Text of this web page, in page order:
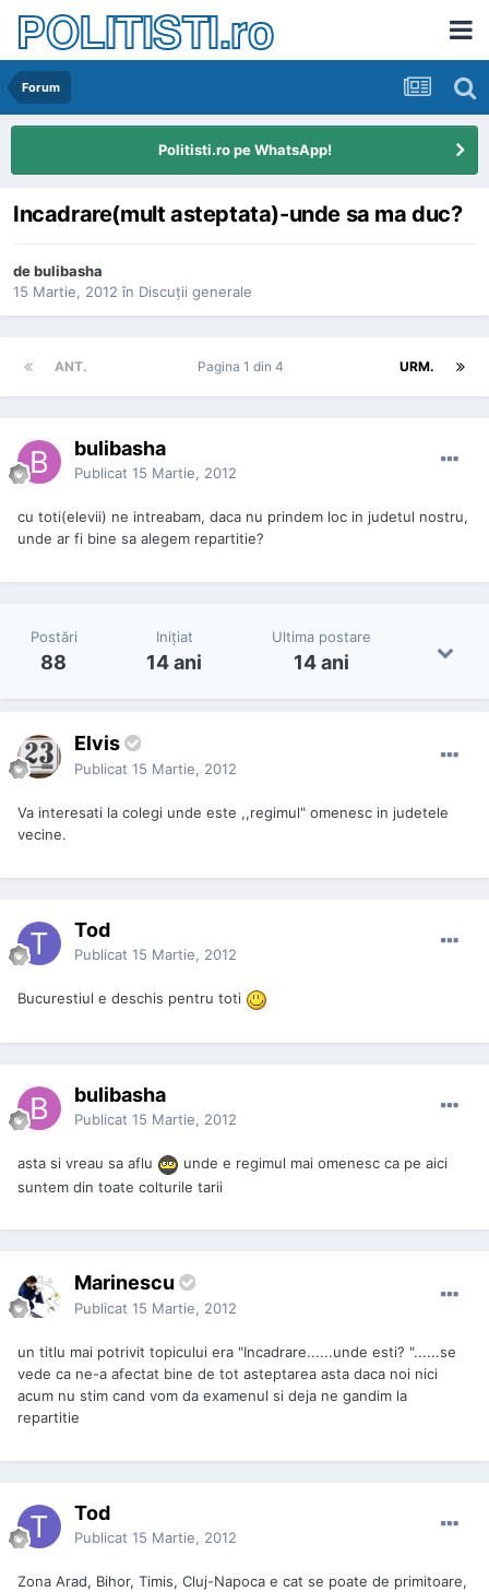
POLITISTI.ro
Forum
Politisti.ro pe WhatsApp!
Incadrare(mult asteptata)-unde sa ma duc?
debulibasha
15 Martie, 2012 în Discuţii generale
ANT. URM.
Pagina 1 din 4
bulibasha
Publicat 15 Martie, 2012
cu toti(elevii) ne intreabam, daca nu prindem loc in judetul nostru,
unde ar fi bine sa alegem repartitie?
Postări
88
Iniţiat
14 ani
Ultima postare
14 ani
Elvis
Publicat 15 Martie, 2012
Va interesati la colegi unde este ,,regimul" omenesc in judetele
vecine.
Tod
Publicat 15 Martie, 2012
Bucurestiul e deschis pentru toti
bulibasha
Publicat 15 Martie, 2012
asta si vreau sa aflu
unde e regimul mai omenesc ca pe aici
suntem din toate colturile tarii
Marinescu
Publicat 15 Martie, 2012
un titlu mai potrivit topicului era "Incadrare......unde esti? "......se
vede ca ne-a afectat bine de tot asteptarea asta daca noi nici
acum nu stim cand vom da examenul si deja ne gandim la
repartitie
Tod
Publicat 15 Martie, 2012
Zona Arad, Bihor, Timis, Cluj-Napoca e cat se poate de primitoare,